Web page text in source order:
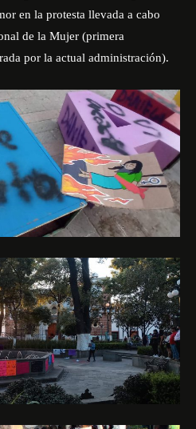
en la protesta llevada a cabo
de la Mujer (primera
por la actual administración).